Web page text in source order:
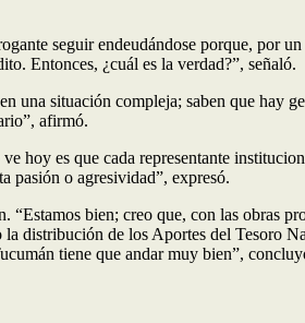
seguir endeudándose porque, por
Entonces, ¿cuál es la verdad?”, señaló.
una situación compleja; saben que hay
afirmó.
hoy es que cada representante
pasión o agresividad”, expresó.
bien; creo que, con las obras
distribución de los Aportes del Tesoro
tiene que andar muy bien”,